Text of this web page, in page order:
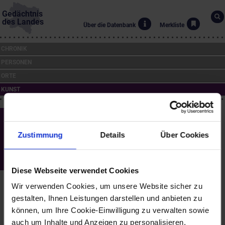
Zustimmung Details Über Cookies
Diese Webseite verwendet Cookies
Wir verwenden Cookies, um unsere Website sicher zu
gestalten, Ihnen Leistungen darstellen und anbieten zu
können, um Ihre Cookie-Einwilligung zu verwalten sowie
auch um Inhalte und Anzeigen zu personalisieren,
Gedächtnis
des Landes
Über die Datenbank Merkliste
KUNST
Das Rathaus in Mödling
(1842)
Rudolf Alt (*1812, †1905)
Landessammlungen Niederösterreich
Das berühmte Aquarell zeigt einen Blick von der Herzogsgasse
über den Schrannenplatz zum Rathaus. Es bildete die Vorlage für
eine Lithografie Franz Josef Altmanns.